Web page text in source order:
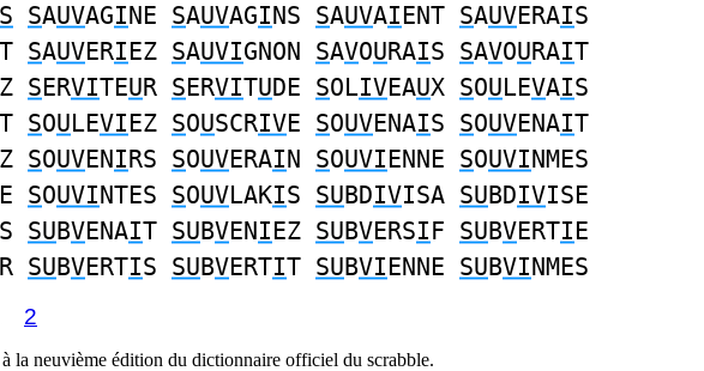
S SAUVAGINE SAUVAGINS SAUVAIENT SAUVERAIS
T SAUVERIEZ SAUVIGNON SAVOURAIS SAVOURAIT
SERVITEUR SERVITUDE SOLIVEAUX SOULEVAIS
T SOULEVIEZ SOUSCRIVE SOUVENAIS SOUVENAIT
SOUVENIRS SOUVERAIN SOUVIENNE SOUVINMES
SOUVINTES SOUVLAKIS SUBDIVISA SUBDIVISE
S SUBVENAIT SUBVENIEZ SUBVERSIF SUBVERTIE
R SUBVERTIS SUBVERTIT SUBVIENNE SUBVINMES
2
la neuvième édition du dictionnaire officiel du scrabble.